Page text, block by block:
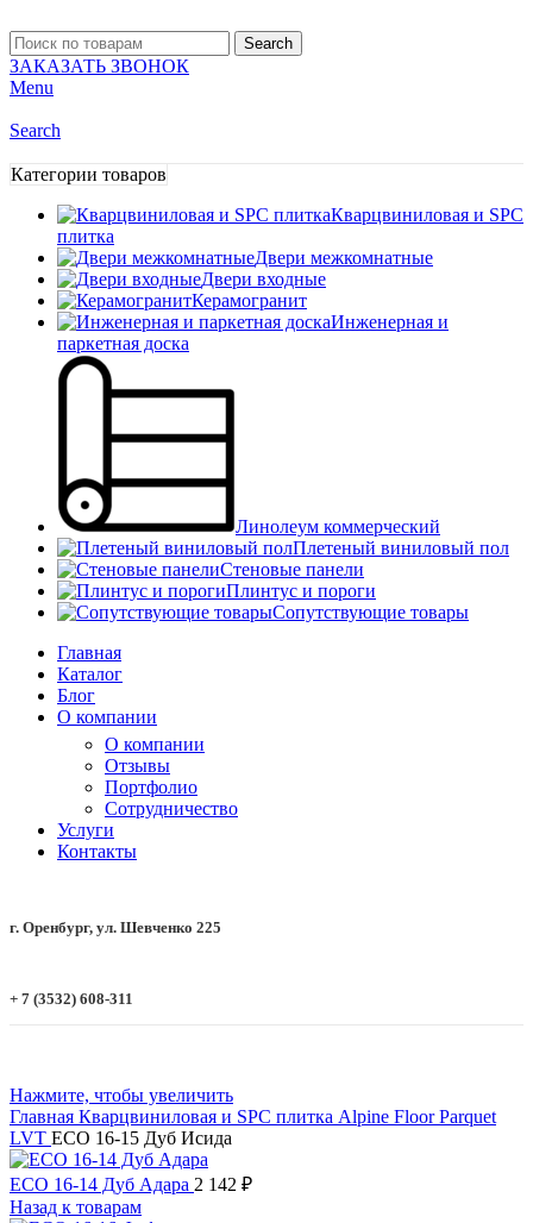
Search
ЗАКАЗАТЬ ЗВОНОК
Menu
Search
Категории товаров
Кварцвиниловая и SPC
плитка
Двери межкомнатные
Двери входные
Керамогранит
Инженерная и
паркетная доска
Линолеум коммерческий
Плетеный виниловый пол
Стеновые панели
Плинтус и пороги
Сопутствующие товары
Главная
Каталог
Блог
О компании
О компании
Отзывы
Портфолио
Сотрудничество
Услуги
Контакты
г. Оренбург, ул. Шевченко 225
+ 7 (3532) 608-311
Нажмите, чтобы увеличить
Главная Кварцвиниловая и SPC плитка Alpine FloorParquet
LVT ECO 16-15 Дуб Исида
ECO 16-14 Дуб Адара 2 142 ₽
Назад к товарам